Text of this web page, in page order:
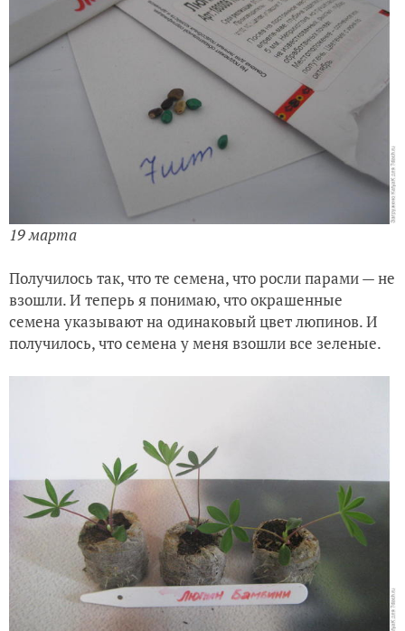
19 марта
Получилось так, что те семена, что росли парами — не
взошли. И теперь я понимаю, что окрашенные
семена указывают на одинаковый цвет люпинов. И
получилось, что семена у меня взошли все зеленые.